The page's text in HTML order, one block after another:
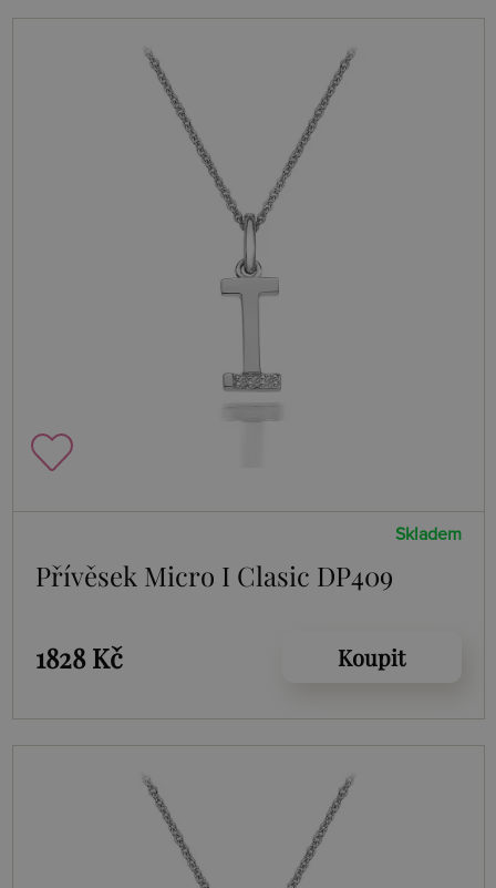
Skladem
Přívěsek Micro I Clasic DP409
1828 Kč Koupit